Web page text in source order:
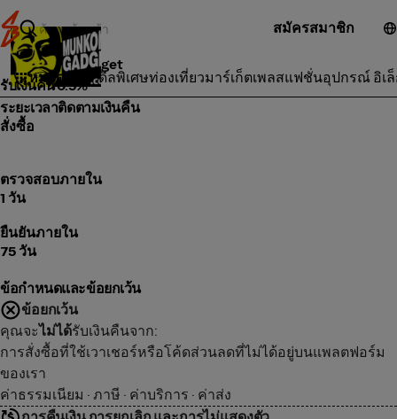
สมัครสมาชิก
หมวดหมู่ ดีลพิเศษท่องเที่ยวมาร์เก็ตเพลสแฟชั่นอุปกรณ์ อิเ
Munkong Gadget
รับเงินคืน 0.5%
ระยะเวลาติดตามเงินคืน
สั่งซื้อ
ตรวจสอบภายใน
1 วัน
ยืนยันภายใน
75 วัน
ข้อกำหนดและข้อยกเว้น
ข้อยกเว้น
คุณจะไม่ได้รับเงินคืนจาก:
การสั่งซื้อที่ใช้เวาเชอร์หรือโค้ดส่วนลดที่ไม่ได้อยู่บนแพลตฟอร์ม
ของเรา
ค่าธรรมเนียม · ภาษี · ค่าบริการ · ค่าส่ง